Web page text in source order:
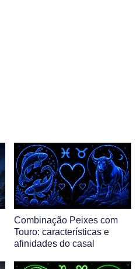
Combinação Peixes com
Touro: características e
afinidades do casal